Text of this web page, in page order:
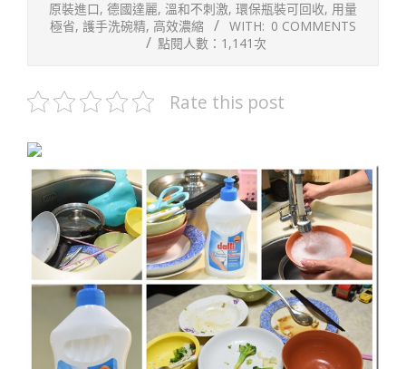
原裝進口, 德國達麗, 溫和不刺激, 環保瓶裝可回收, 用量
極省, 護手洗碗精, 高效濃縮 WITH: 0 COMMENTS
點閱人數：1,141次
Rate this post